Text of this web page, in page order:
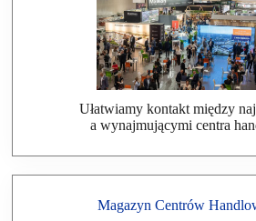
Ułatwiamy kontakt między
a wynajmującymi centra
Magazyn Centrów